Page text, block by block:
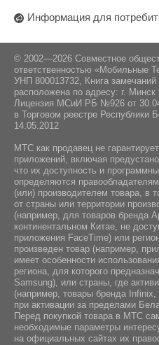
Информация для
© 2002—2026 Совместное
ответственностью «Мобильные
УНП 800013732, Книга
расположена по адресу: г.
Лицензия МСиИ РБ №926 от
в Торговом реестре Республики
14.05.2012
МТС как продавец не
приложений, включая
что их доступность и
определяются
(или) производителем товара, в
от страны или территории
(например, для товаров бренда
континентальном Китае, не
приложения FaceTime) или
произведен товар (например,
имеет особенности
региона, для которого
Samsung), или страны, где
(например, товары бренда
при активации за пределами
Перед покупкой товара в МТС
необходимые параметры
на официальных сайтах их